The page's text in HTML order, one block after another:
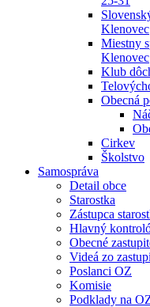
Klenovec
Miestny
Klenovec
Klub
Obecná
Cirkev
Školstvo
Samospráva
Detail obce
Starostka
Zástupca
Hlavný
Obecné
Videá zo
Poslanci OZ
Komisie
Podklady na